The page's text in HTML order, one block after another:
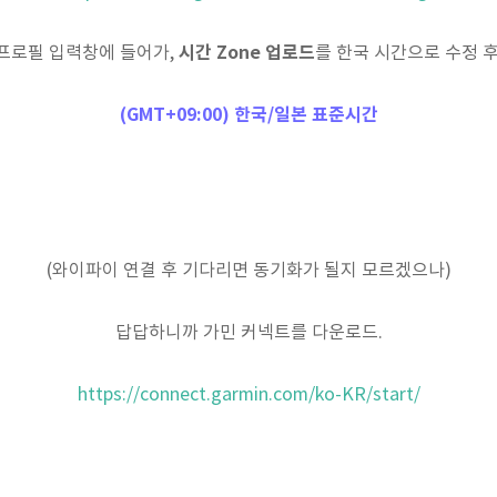
로필 입력창에 들어가, 시간 Zone 업로드를 한국 시간으로 수정
(GMT+09:00) 한국/일본 표준시간
(와이파이 연결 후 기다리면 동기화가 될지 모르겠으나)
답답하니까 가민 커넥트를 다운로드.
https://connect.garmin.com/ko-KR/start/